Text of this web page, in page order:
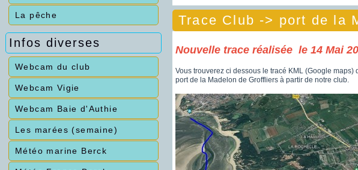
La pêche
Infos diverses
Webcam du club
Webcam Vigie
Webcam Baie d'Authie
Les marées (semaine)
Météo marine Berck
Trace Club -> port de la
Nouvelle trace réalisée le 14 Mai
Vous trouverez ci dessous le tracé KML (Google
port de la Madelon de Groffliers à partir de notre club.